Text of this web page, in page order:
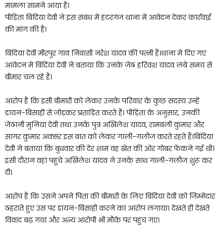
मामला सामने आया है।
पीड़िता बिंदिया देवी ने इस संबंध में हंटरगंज थाना में आवेदन देकर कार्रवाई
की मांग की है।
बिंदिया देवी मीरपुर गांव निवासी नरेश यादव की पत्नी हैं।थाना में दिए गए
आवेदन में बिंदिया देवी ने बताया कि उनके जेठ हरिवंश यादव लंबे समय से
बीमार चल रहे हैं।
आरोप है कि इसी बीमारी को लेकर उनके परिवार के कुछ सदस्य उन्हें
डायन-बिसाही से जोड़कर प्रताड़ित करते हैं। पीड़िता के अनुसार, उनकी
जेठानी मुनिया देवी तथा उनके पुत्र अखिलेश यादव, रामबली कुमार और
सागर कुमार अक्सर इस बात को लेकर गाली-गलौज करते रहते हैं।बिंदिया
देवी ने बताया कि बुधवार की देर शाम वह खेत की ओर गोबर फेंकने गई थीं।
इसी दौरान वहां पहुंचे अखिलेश यादव ने उनके साथ गाली-गलौज शुरू कर
दी।
आरोप है कि उसने अपने पिता की बीमारी के लिए बिंदिया देवी को जिम्मेदार
ठहराते हुए उस पर डायन-बिसाही करने का आरोप लगाया। देखते ही देखते
विवाद बढ़ गया और अन्य आरोपी भी मौके पर पहुंच गए।